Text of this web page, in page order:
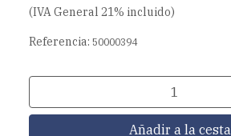
(IVA General 21% incluido)
Referencia: 50000394
Añadir a la cesta